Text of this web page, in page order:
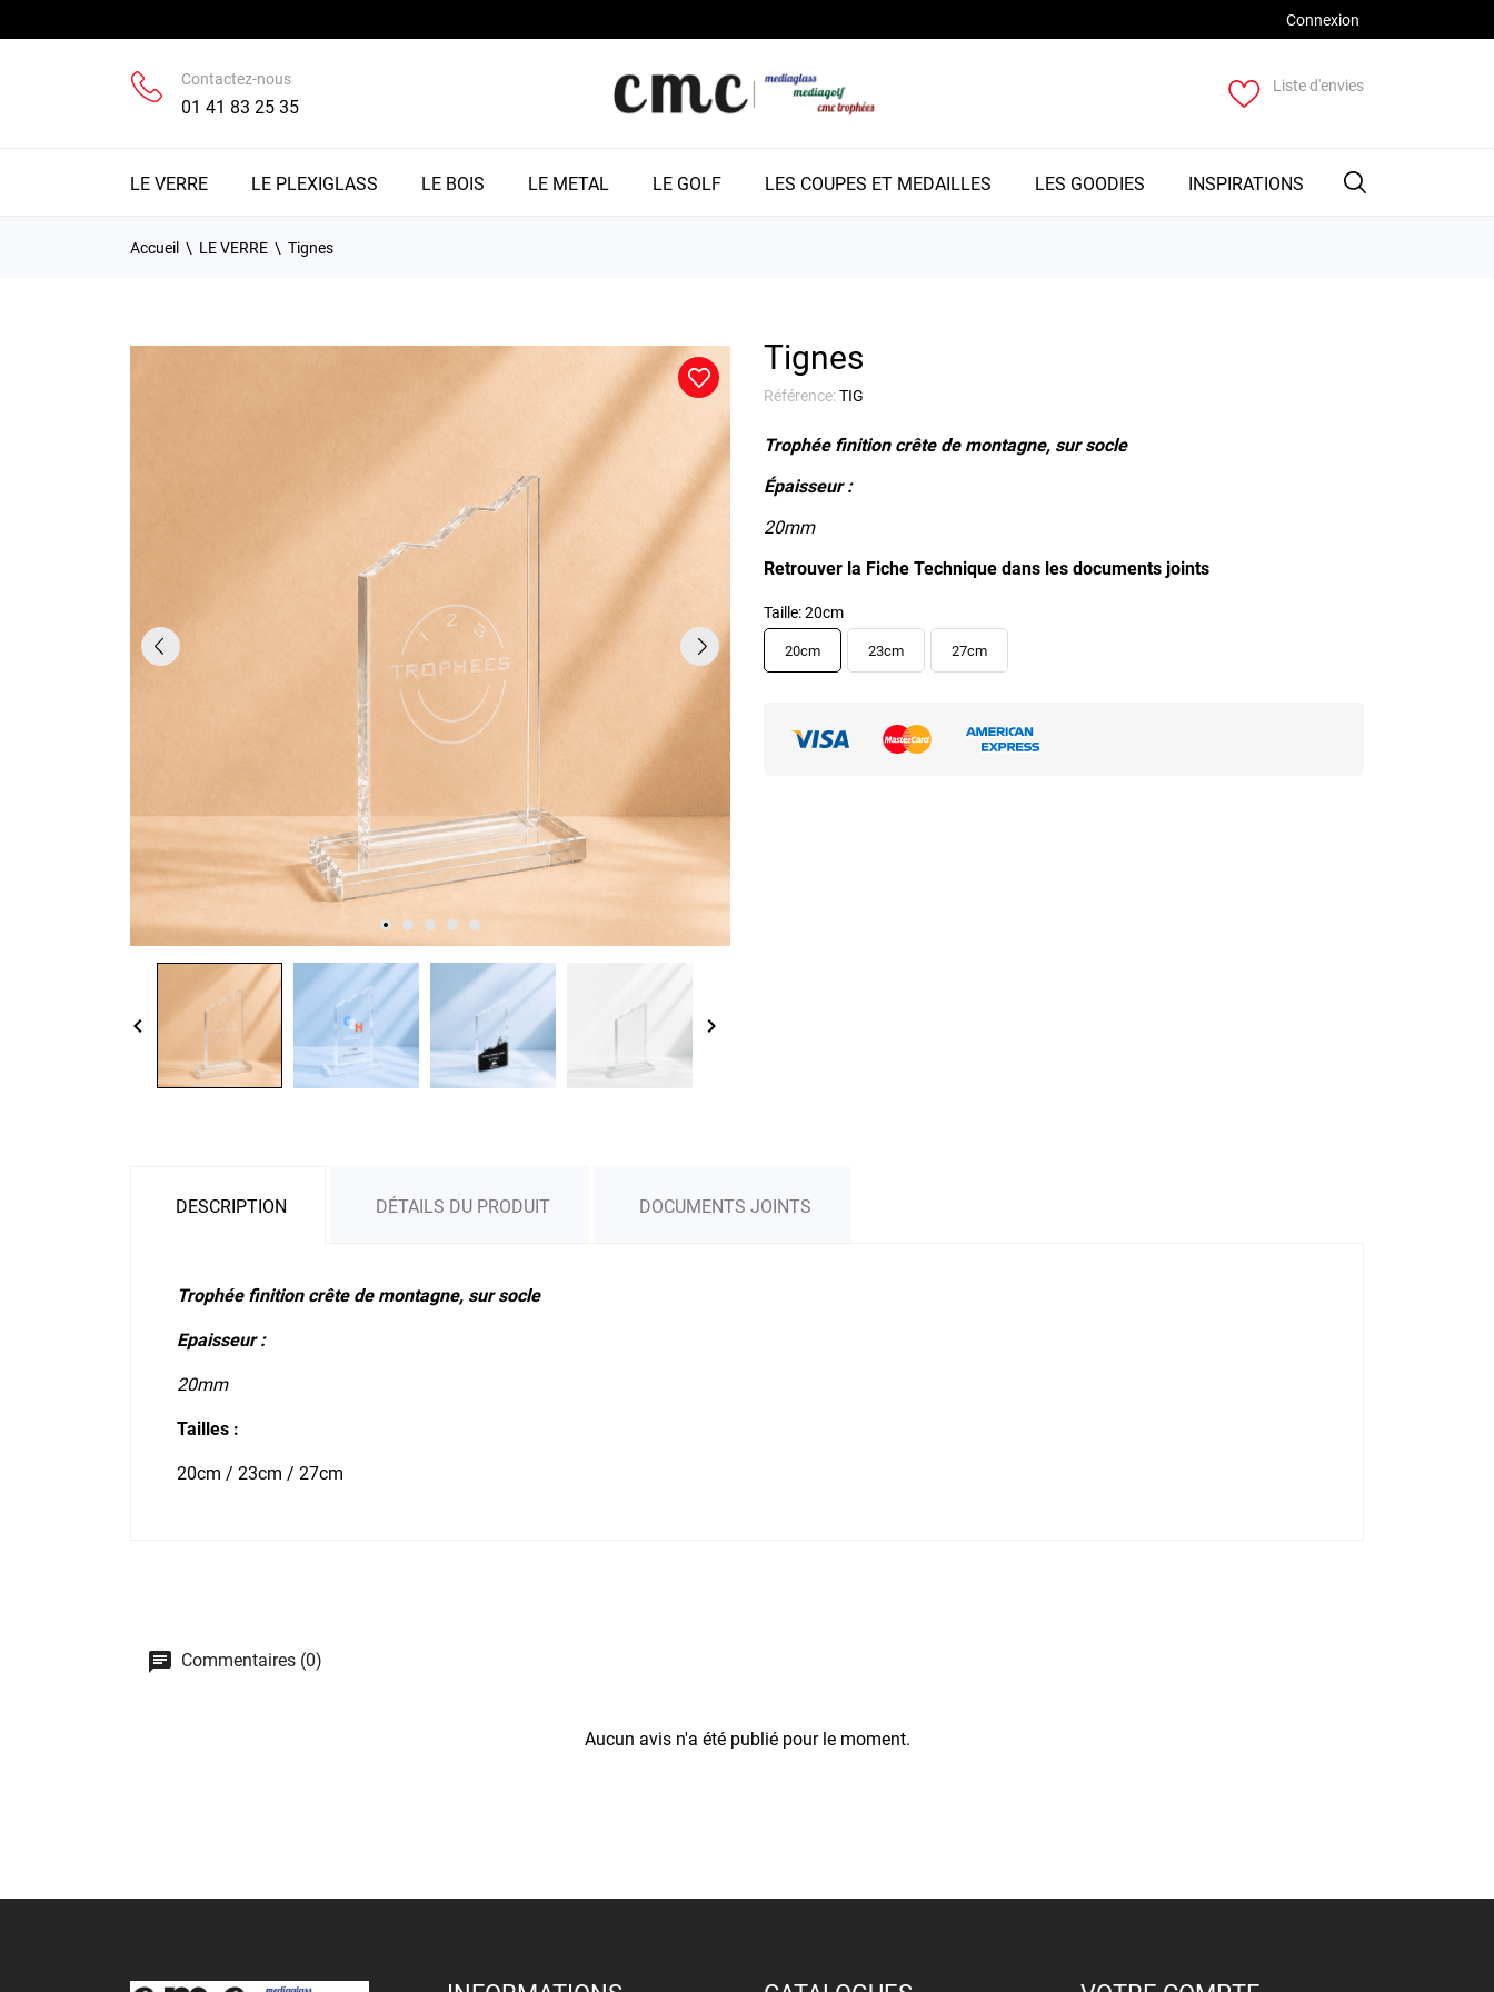
Connexion
Contactez-nous
01 41 83 25 35
Liste d'envies
LE VERRE LE PLEXIGLASS LE BOIS LE METAL LE GOLF LES COUPES ET MEDAILLES LES GOODIES INSPIRATIONS
Accueil LE VERRE Tignes
keyboard_arrow_left keyboard_arrow_right
Tignes
Référence:TIG
Trophée finition crête de montagne, sur socle
Épaisseur :
20mm
Retrouver la Fiche Technique dans les documents joints
Taille: 20cm
20cm 23cm 27cm
DESCRIPTION DÉTAILS DU PRODUIT DOCUMENTS JOINTS
Trophée finition crête de montagne, sur socle
Epaisseur :
20mm
Tailles :
20cm / 23cm / 27cm
Commentaires (0)
Aucun avis n'a été publié pour le moment.